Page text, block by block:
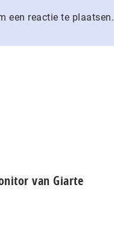
een reactie te plaatsen.
van Giarte